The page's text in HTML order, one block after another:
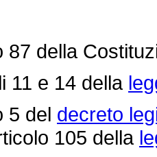
della
e 14 della
del decreto
105 della